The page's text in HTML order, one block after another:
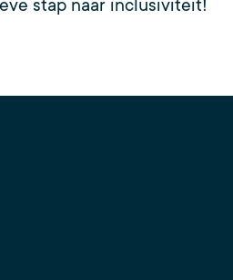
stap naar inclusiviteit!